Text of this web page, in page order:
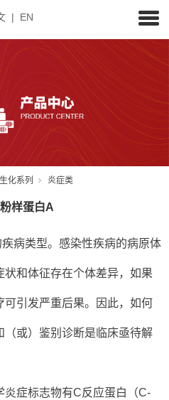
| EN
化系列 炎症类
样蛋白A
病类型。感染性疾病的病原体
和体征存在个体差异，如果
引发严重后果。因此，如何
或）鉴别诊断是临床亟待解
症标志物有C反应蛋白（C-